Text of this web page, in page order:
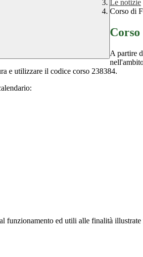
Le notizie
Corso di
A partire
e utilizzare il codice corso 238384.
funzionamento ed utili alle finalità illustrate